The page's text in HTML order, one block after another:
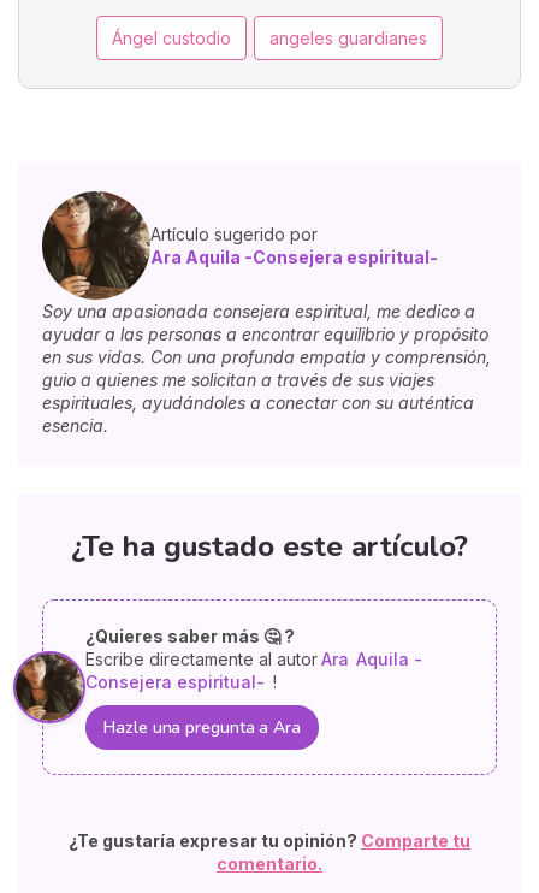
Ángel custodio angeles guardianes
Artículo sugerido por
Ara Aquila -Consejera espiritual-
Soy una apasionada consejera espiritual, me dedico a
ayudar a las personas a encontrar equilibrio y propósito
en sus vidas. Con una profunda empatía y comprensión,
guio a quienes me solicitan a través de sus viajes
espirituales, ayudándoles a conectar con su auténtica
esencia.
¿Te ha gustado este artículo?
¿Quieres saber más 🤔 ?
Escribe directamente al autorAra Aquila -
Consejera espiritual- !
Hazle una pregunta a Ara
¿Te gustaría expresar tu opinión? Comparte tu
comentario.